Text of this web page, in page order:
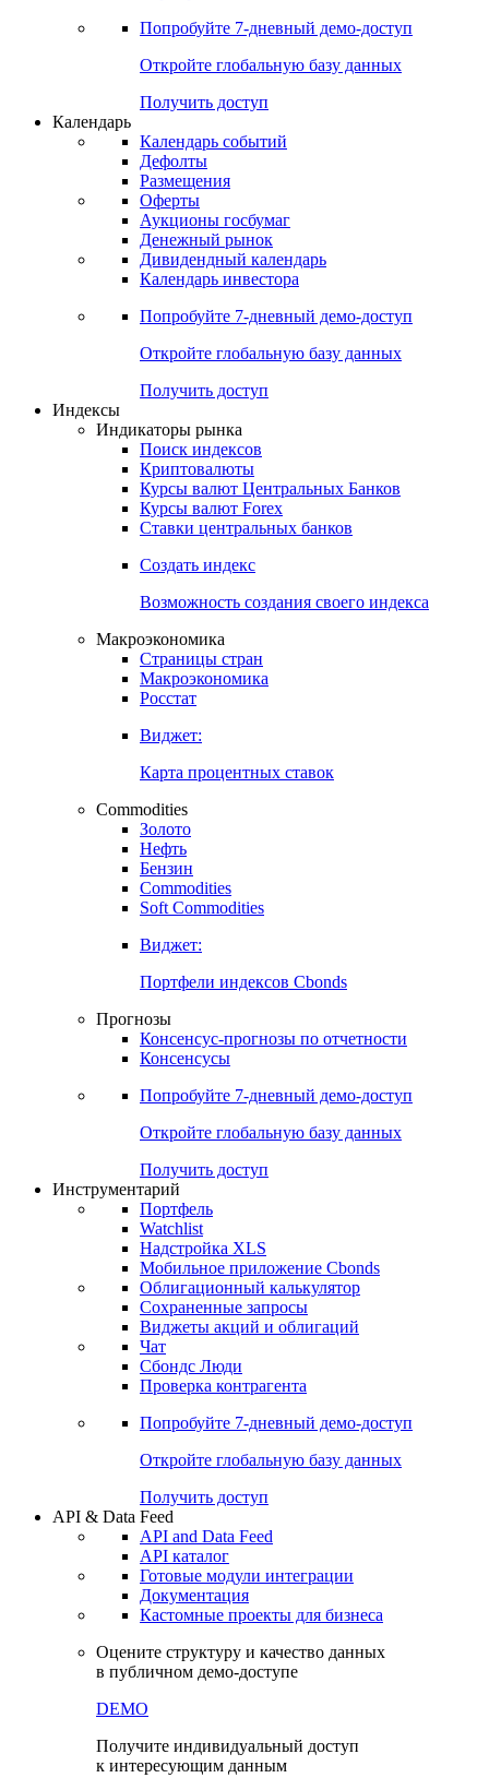
Попробуйте 7-дневный демо-доступ
Откройте глобальную базу данных
Получить доступ
Календарь
Календарь событий
Дефолты
Размещения
Оферты
Аукционы госбумаг
Денежный рынок
Дивидендный календарь
Календарь инвестора
Попробуйте 7-дневный демо-доступ
Откройте глобальную базу данных
Получить доступ
Индексы
Индикаторы рынка
Поиск индексов
Криптовалюты
Курсы валют Центральных Банков
Курсы валют Forex
Ставки центральных банков
Создать индекс
Возможность создания своего индекса
Макроэкономика
Страницы стран
Макроэкономика
Росстат
Виджет:
Карта процентных ставок
Commodities
Золото
Нефть
Бензин
Commodities
Soft Commodities
Виджет:
Портфели индексов Cbonds
Прогнозы
Консенсус-прогнозы по отчетности
Консенсусы
Попробуйте 7-дневный демо-доступ
Откройте глобальную базу данных
Получить доступ
Инструментарий
Портфель
Watchlist
Надстройка XLS
Мобильное приложение Cbonds
Облигационный калькулятор
Сохраненные запросы
Виджеты акций и облигаций
Чат
Сбондс Люди
Проверка контрагента
Попробуйте 7-дневный демо-доступ
Откройте глобальную базу данных
Получить доступ
API & Data Feed
API and Data Feed
API каталог
Готовые модули интеграции
Документация
Кастомные проекты для бизнеса
Оцените структуру и качество данных
в публичном демо-доступе
DEMO
Получите индивидуальный доступ
к интересующим данным